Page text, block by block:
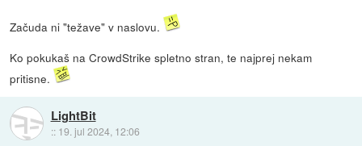
Začuda ni "težave" v naslovu.
Ko pokukaš na CrowdStrike spletno stran, te najprej nekam
pritisne.
LightBit
:: 19. jul 2024, 12:06